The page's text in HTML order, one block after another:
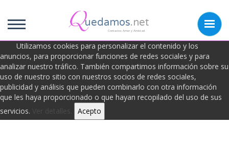
uedamos.net
Contactos Amor y Amistad
Utilizamos cookies para personalizar el contenido y los
anuncios, para proporcionar funciones de redes sociales y para
analizar nuestro tráfico. También compartimos información sobre su
uso de nuestro sitio con nuestros socios de redes sociales,
publicidad y análisis que pueden combinarlo con otra información
que les haya proporcionado o que hayan recopilado del uso de sus
servicios.
Ver detalles. Acepto
Frases de Soledad